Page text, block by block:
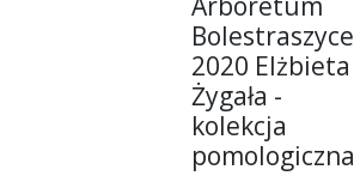
Bolestraszyce
2020 Elżbieta
Żygała -
kolekcja
pomologiczna